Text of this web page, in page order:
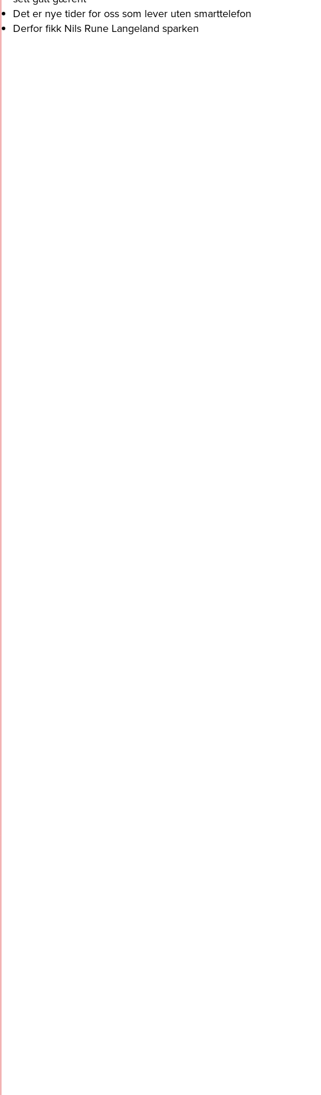
Det er nye tider for oss som lever uten smarttelefon
Derfor fikk Nils Rune Langeland sparken